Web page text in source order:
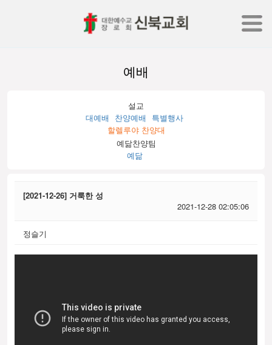
예배
설교
대예배
찬양예배
특별행사
할렐루야 찬양대
예닮찬양팀
예닮
[2021-12-26] 거룩한 성
2021-12-28 02:05:06
정슬기